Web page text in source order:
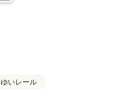
ゆいレール